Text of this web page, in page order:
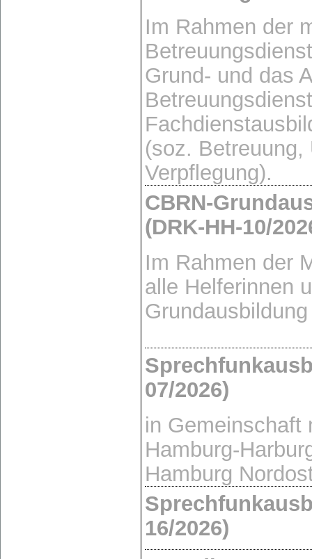
Im Rahmen der
Grund- und das
(soz. Betreuung,
Verpflegung).
CBRN-
(DRK-HH-10/
Im Rahmen der
alle Helferinnen
07/2026)
in Gemeinschaft
Hamburg-
Hamburg
16/2026)